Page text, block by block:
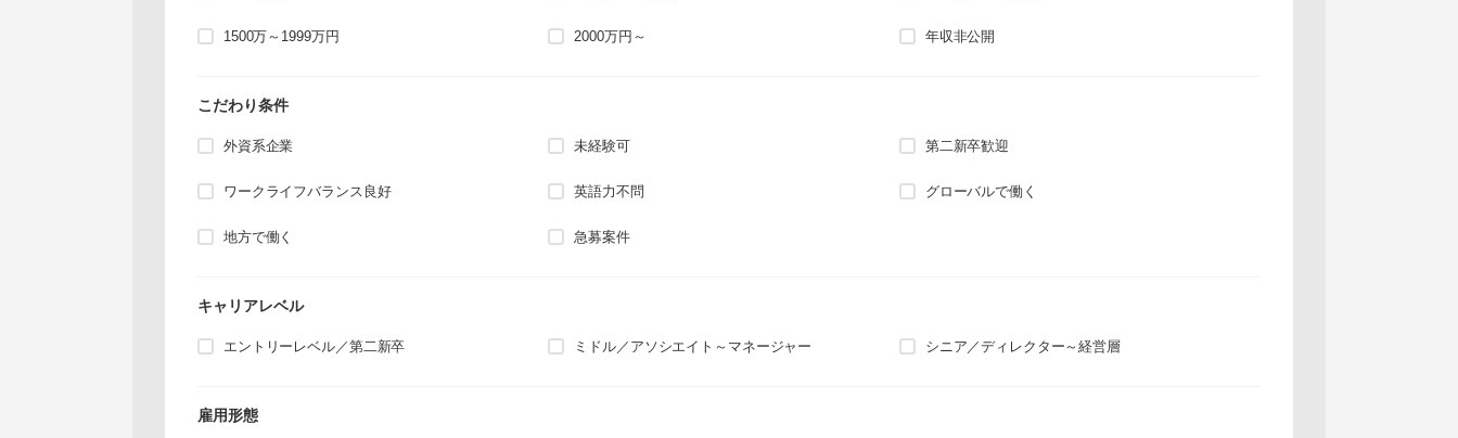
1500万～1999万円 2000万円～ 年収非公開
こだわり条件
外資系企業 未経験可 第二新卒歓迎
ワークライフバランス良好 英語力不問 グローバルで働く
地方で働く 急募案件
キャリアレベル
エントリーレベル／第二新卒 ミドル／アソシエイト～マネージャー シニア／ディレクター～経営層
雇用形態